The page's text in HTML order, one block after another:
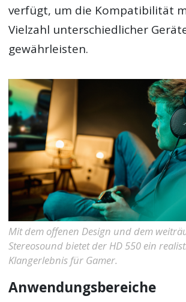
verfügt, um die Kompatibilität
Vielzahl unterschiedlicher
gewährleisten.
Mit dem offenen Design und dem
Stereosound bietet der HD 550 ein
Klangerlebnis für Gamer.
Anwendungsbereiche